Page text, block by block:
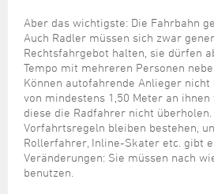
Aber das wichtigste: Die Fahrbahn
Auch Radler müssen sich zwar
Rechtsfahrgebot halten, sie dürfen
Tempo mit mehreren Personen
Können autofahrende Anlieger
von mindestens 1,50 Meter an
diese die Radfahrer nicht
Vorfahrtsregeln bleiben bestehen,
Rollerfahrer, Inline-Skater etc. gibt
Veränderungen: Sie müssen nach
benutzen.